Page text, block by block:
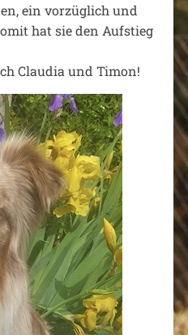
ein vorzüglich und
hat sie den Aufstieg
Claudia und Timon!